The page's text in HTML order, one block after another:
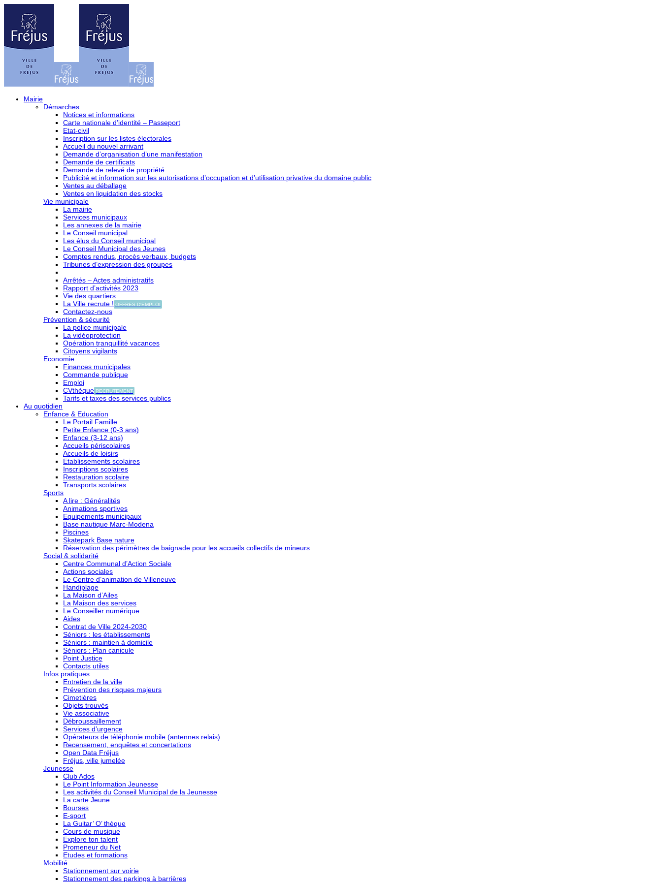
Mairie
Démarches
Notices et informations
Carte nationale d’identité – Passeport
Etat-civil
Inscription sur les listes électorales
Accueil du nouvel arrivant
Demande d’organisation d’une manifestation
Demande de certificats
Demande de relevé de propriété
Publicité et information sur les autorisations d’occupation et d’utilisation privative du domaine public
Ventes au déballage
Ventes en liquidation des stocks
Vie municipale
La mairie
Services municipaux
Les annexes de la mairie
Le Conseil municipal
Les élus du Conseil municipal
Le Conseil Municipal des Jeunes
Comptes rendus, procès verbaux, budgets
Tribunes d’expression des groupes
Arrêtés – Actes administratifs
Rapport d’activités 2023
Vie des quartiers
La Ville recrute ! OFFRES D'EMPLOI
Contactez-nous
Prévention & sécurité
La police municipale
La vidéoprotection
Opération tranquillité vacances
Citoyens vigilants
Economie
Finances municipales
Commande publique
Emploi
CVthèque RECRUTEMENT
Tarifs et taxes des services publics
Au quotidien
Enfance & Education
Le Portail Famille
Petite Enfance (0-3 ans)
Enfance (3-12 ans)
Accueils périscolaires
Accueils de loisirs
Etablissements scolaires
Inscriptions scolaires
Restauration scolaire
Transports scolaires
Sports
A lire : Généralités
Animations sportives
Equipements municipaux
Base nautique Marc-Modena
Piscines
Skatepark Base nature
Réservation des périmètres de baignade pour les accueils collectifs de mineurs
Social & solidarité
Centre Communal d’Action Sociale
Actions sociales
Le Centre d’animation de Villeneuve
Handiplage
La Maison d’Ailes
La Maison des services
Le Conseiller numérique
Aides
Contrat de Ville 2024-2030
Séniors : les établissements
Séniors : maintien à domicile
Séniors : Plan canicule
Point Justice
Contacts utiles
Infos pratiques
Entretien de la ville
Prévention des risques majeurs
Cimetières
Objets trouvés
Vie associative
Débroussaillement
Services d’urgence
Opérateurs de téléphonie mobile (antennes relais)
Recensement, enquêtes et concertations
Open Data Fréjus
Fréjus, ville jumelée
Jeunesse
Club Ados
Le Point Information Jeunesse
Les activités du Conseil Municipal de la Jeunesse
La carte Jeune
Bourses
E-sport
La Guitar’ O’ thèque
Cours de musique
Explore ton talent
Promeneur du Net
Etudes et formations
Mobilité
Stationnement sur voirie
Stationnement des parkings à barrières